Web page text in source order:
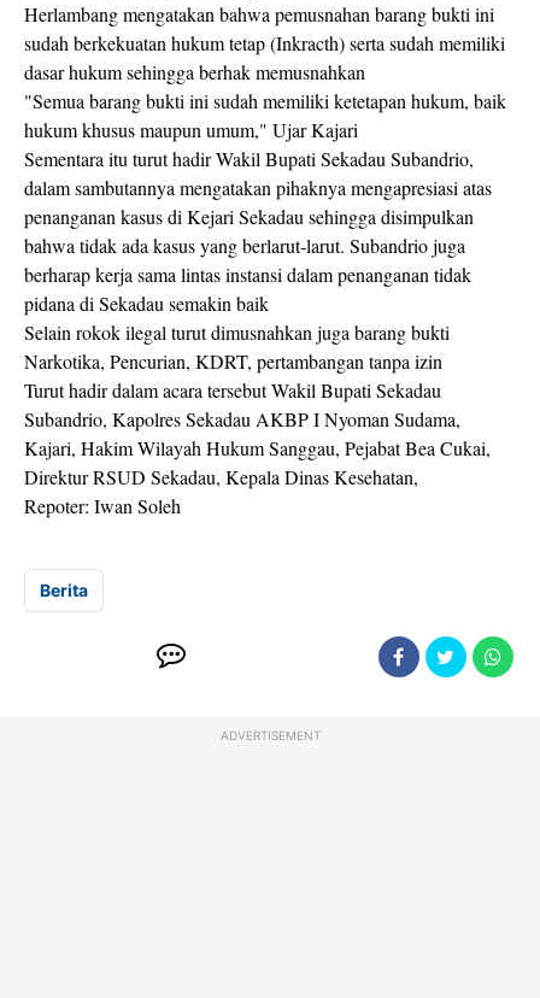
Herlambang mengatakan bahwa pemusnahan barang bukti ini
sudah berkekuatan hukum tetap (Inkracth) serta sudah memiliki
dasar hukum sehingga berhak memusnahkan
"Semua barang bukti ini sudah memiliki ketetapan hukum, baik
hukum khusus maupun umum," Ujar Kajari
Sementara itu turut hadir Wakil Bupati Sekadau Subandrio,
dalam sambutannya mengatakan pihaknya mengapresiasi atas
penanganan kasus di Kejari Sekadau sehingga disimpulkan
bahwa tidak ada kasus yang berlarut-larut. Subandrio juga
berharap kerja sama lintas instansi dalam penanganan tidak
pidana di Sekadau semakin baik
Selain rokok ilegal turut dimusnahkan juga barang bukti
Narkotika, Pencurian, KDRT, pertambangan tanpa izin
Turut hadir dalam acara tersebut Wakil Bupati Sekadau
Subandrio, Kapolres Sekadau AKBP I Nyoman Sudama,
Kajari, Hakim Wilayah Hukum Sanggau, Pejabat Bea Cukai,
Direktur RSUD Sekadau, Kepala Dinas Kesehatan,
Repoter: Iwan Soleh
Berita
ADVERTISEMENT